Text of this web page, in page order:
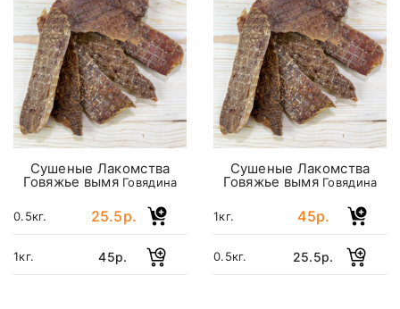
Сушеные Лакомства
Говяжье вымя Говядина
0.5кг. 25.5р.
1кг. 45р.
Сушеные Лакомства
Говяжье вымя Говядина
1кг. 45р.
0.5кг. 25.5р.